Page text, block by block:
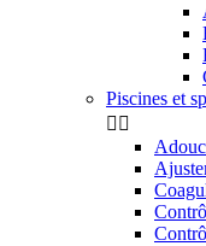
Piscines et
 